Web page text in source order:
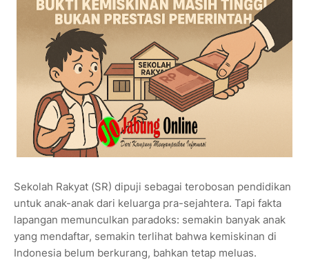
Sekolah Rakyat (SR) dipuji sebagai terobosan pendidikan
untuk anak-anak dari keluarga pra-sejahtera. Tapi fakta
lapangan memunculkan paradoks: semakin banyak anak
yang mendaftar, semakin terlihat bahwa kemiskinan di
Indonesia belum berkurang, bahkan tetap meluas.